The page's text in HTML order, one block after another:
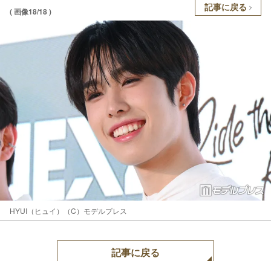
( 画像18/18 ) 記事に戻る
HYUI（ヒュイ）（C）モデルプレス
記事に戻る